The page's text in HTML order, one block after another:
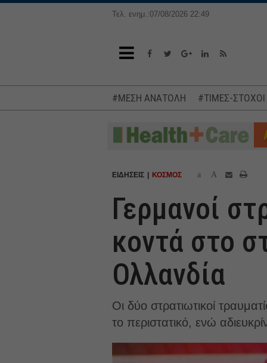
Τελ. ενημ.:07/08/2026 22:49
#ΜΕΣΗ ΑΝΑΤΟΛΗ #ΤΙΜΕΣ-
ΕΙΔΗΣΕΙΣ ΚΟΣΜΟΣ a A
Γερμανοί
κοντά στο
Ολλανδία
Οι δύο στρατιωτικοί
το περιστατικό, ενώ